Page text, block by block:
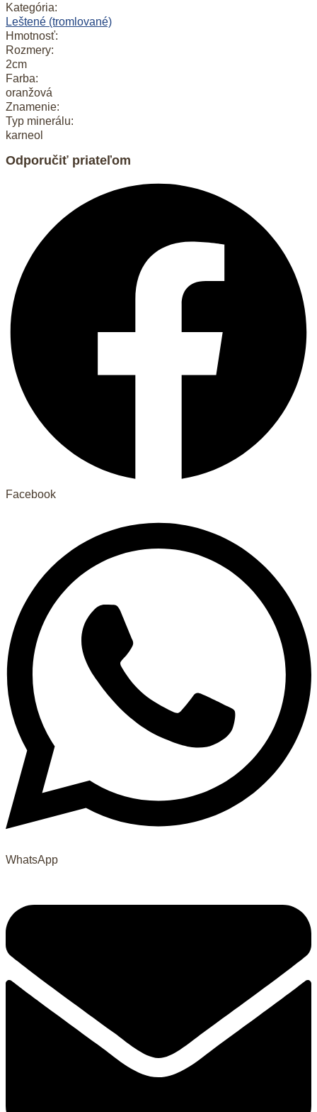
Kategória:
Leštené (tromlované)
Hmotnosť:
Rozmery:
2cm
Farba:
oranžová
Znamenie:
Typ minerálu:
karneol
Odporučiť priateľom
Facebook
WhatsApp